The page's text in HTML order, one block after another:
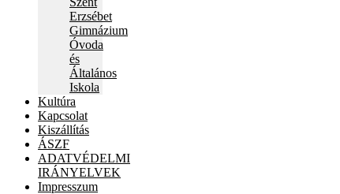
Erzsébet
Gimnázium
Óvoda
és
Általános
Iskola
Kultúra
Kapcsolat
Kiszállítás
ÁSZF
ADATVÉDELMI
IRÁNYELVEK
Impresszum